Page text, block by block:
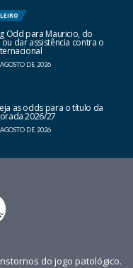
Odd para Mauricio, do
dar assistência contra o
DE 2026
as odds para o título da
2026/27
DE 2026
do jogo patológico.